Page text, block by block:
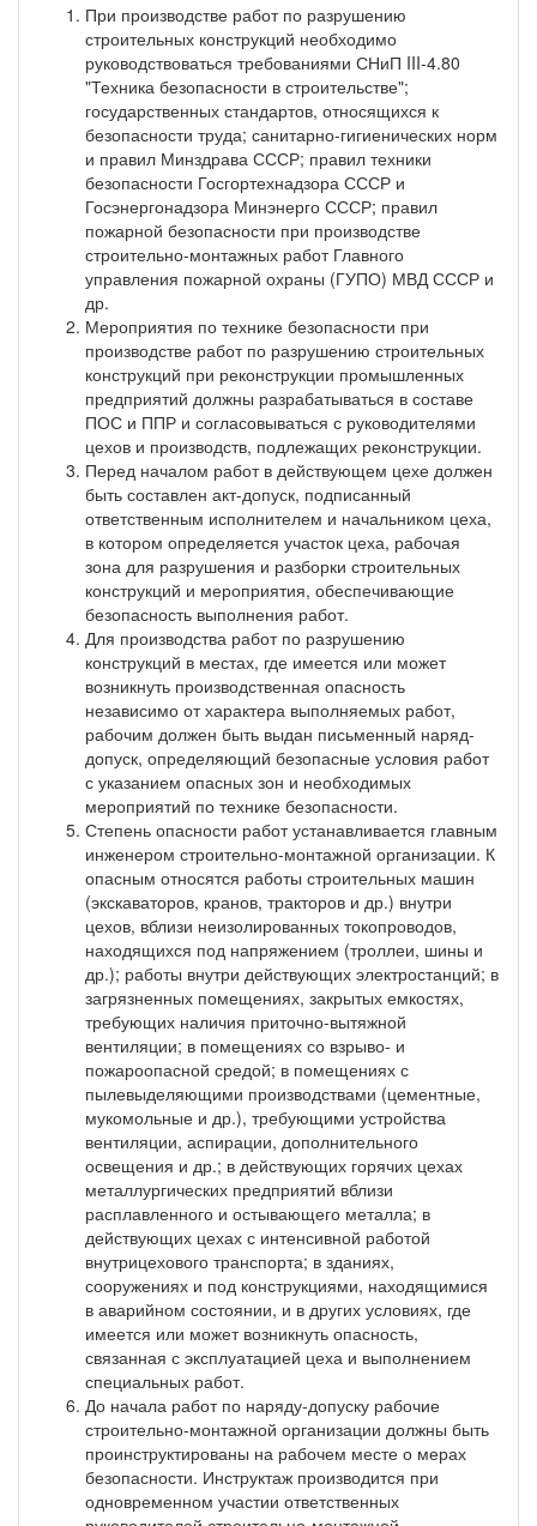
При производстве работ по разрушению
строительных конструкций необходимо
руководствоваться требованиями СНиП III-4.80
"Техника безопасности в строительстве";
государственных стандартов, относящихся к
безопасности труда; санитарно-гигиенических норм
и правил Минздрава СССР; правил техники
безопасности Госгортехнадзора СССР и
Госэнергонадзора Минэнерго СССР; правил
пожарной безопасности при производстве
строительно-монтажных работ Главного
управления пожарной охраны (ГУПО) МВД СССР и
др.
Мероприятия по технике безопасности при
производстве работ по разрушению строительных
конструкций при реконструкции промышленных
предприятий должны разрабатываться в составе
ПОС и ППР и согласовываться с руководителями
цехов и производств, подлежащих реконструкции.
Перед началом работ в действующем цехе должен
быть составлен акт-допуск, подписанный
ответственным исполнителем и начальником цеха,
в котором определяется участок цеха, рабочая
зона для разрушения и разборки строительных
конструкций и мероприятия, обеспечивающие
безопасность выполнения работ.
Для производства работ по разрушению
конструкций в местах, где имеется или может
возникнуть производственная опасность
независимо от характера выполняемых работ,
рабочим должен быть выдан письменный наряд-
допуск, определяющий безопасные условия работ
с указанием опасных зон и необходимых
мероприятий по технике безопасности.
Степень опасности работ устанавливается главным
инженером строительно-монтажной организации. К
опасным относятся работы строительных машин
(экскаваторов, кранов, тракторов и др.) внутри
цехов, вблизи неизолированных токопроводов,
находящихся под напряжением (троллеи, шины и
др.); работы внутри действующих электростанций; в
загрязненных помещениях, закрытых емкостях,
требующих наличия приточно-вытяжной
вентиляции; в помещениях со взрыво- и
пожароопасной средой; в помещениях с
пылевыделяющими производствами (цементные,
мукомольные и др.), требующими устройства
вентиляции, аспирации, дополнительного
освещения и др.; в действующих горячих цехах
металлургических предприятий вблизи
расплавленного и остывающего металла; в
действующих цехах с интенсивной работой
внутрицехового транспорта; в зданиях,
сооружениях и под конструкциями, находящимися
в аварийном состоянии, и в других условиях, где
имеется или может возникнуть опасность,
связанная с эксплуатацией цеха и выполнением
специальных работ.
До начала работ по наряду-допуску рабочие
строительно-монтажной организации должны быть
проинструктированы на рабочем месте о мерах
безопасности. Инструктаж производится при
одновременном участии ответственных